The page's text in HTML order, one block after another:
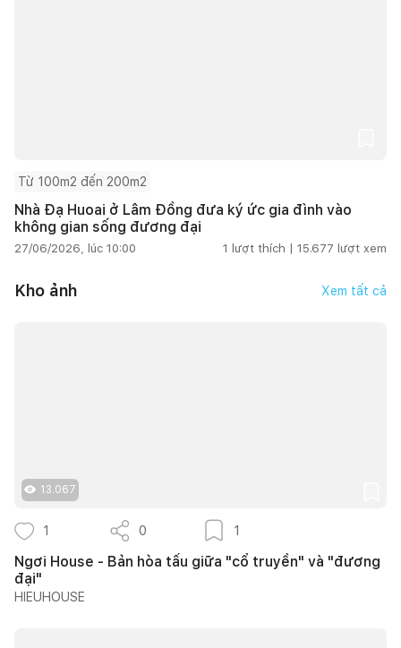
Từ 100m2 đến 200m2
Nhà Đạ Huoai ở Lâm Đồng đưa ký ức gia đình vào
không gian sống đương đại
27/06/2026, lúc 10:00 1 lượt thích | 15.677 lượt xem
Kho ảnh Xem tất cả
13.067
1 0 1
Ngơi House - Bản hòa tấu giữa "cổ truyền" và "đương
đại"
HIEUHOUSE